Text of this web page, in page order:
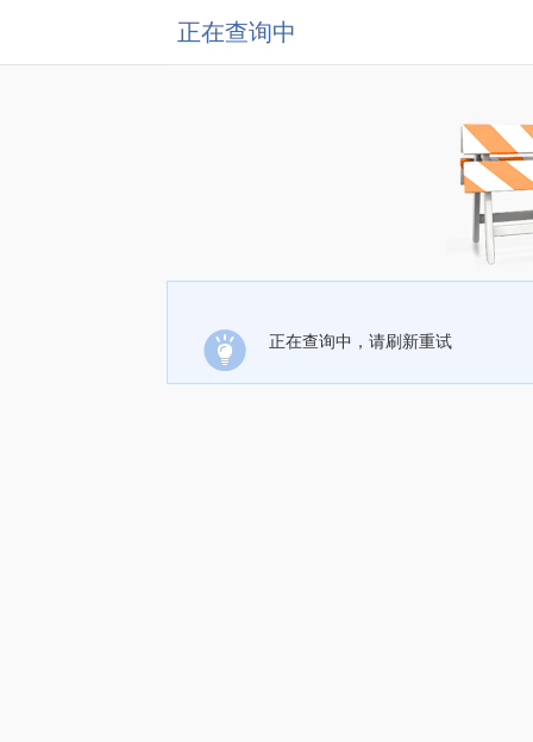
正在查询中
正在查询中，请刷新重试